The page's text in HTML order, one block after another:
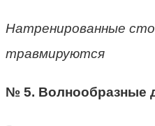
Натренированные
травмируются
№ 5. Волнообразные